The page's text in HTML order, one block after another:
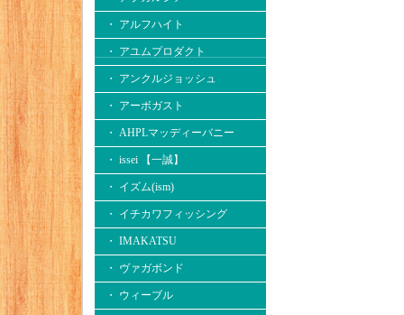
・ アルフハイト
・ アユムプロダクト
・ アンクルジョッシュ
・ アーボガスト
・ AHPLマッディーバニー
・ issei 【一誠】
・ イズム(ism)
・ イチカワフィッシング
・ IMAKATSU
・ ヴァガボンド
・ ウィーブル